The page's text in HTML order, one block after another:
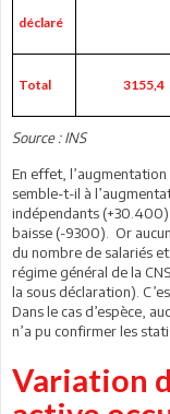
déclaré
Total 3155,4
Source : INS
En effet,
semble-t-il à
indépendants
baisse (-9300). Or
du nombre de salariés
régime général de la
la sous déclaration).
Dans le cas d’espèce,
n’a pu confirmer les
Variation